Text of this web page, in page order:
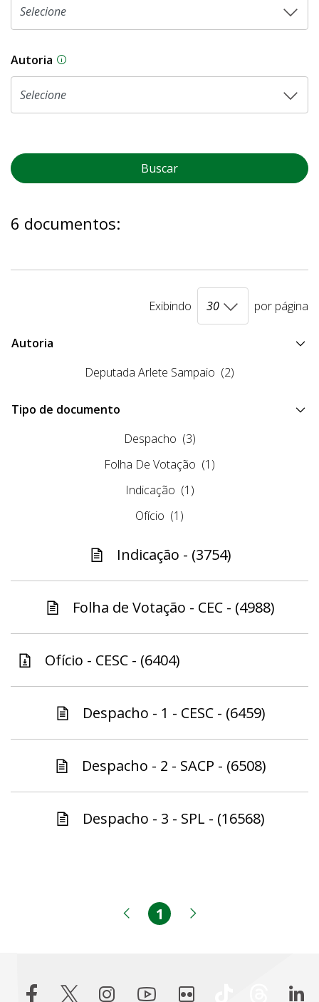
Autoria As proposições legislativas na CLDF podem
Buscar
6 documentos:
Exibindo por página
Autoria
Deputada Arlete Sampaio (2)
Tipo de documento
Despacho (3)
Folha De Votação (1)
Indicação (1)
Ofício (1)
Indicação - (3754)
Folha de Votação - CEC - (4988)
Ofício - CESC - (6404)
Despacho - 1 - CESC - (6459)
Despacho - 2 - SACP - (6508)
Despacho - 3 - SPL - (16568)
Página anterior
Página
1